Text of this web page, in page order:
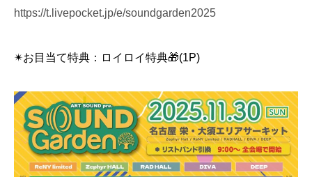
https://t.livepocket.jp/e/soundgarden2025
✴︎お目当て特典：ロイロイ特典🎁(1P)